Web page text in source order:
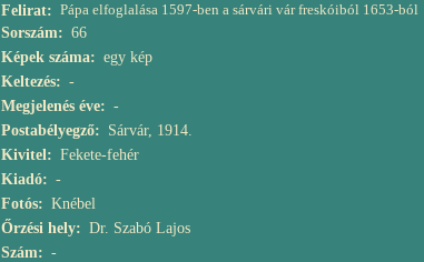
Felirat
Pápa elfoglalása 1597-ben a sárvári vár freskóiból 1653-ból
Sorszám
66
Képek száma
egy kép
Keltezés
-
Megjelenés éve
-
Postabélyegző
Sárvár, 1914.
Kivitel
Fekete-fehér
Kiadó
-
Fotós
Knébel
Őrzési hely
Dr. Szabó Lajos
Szám
-